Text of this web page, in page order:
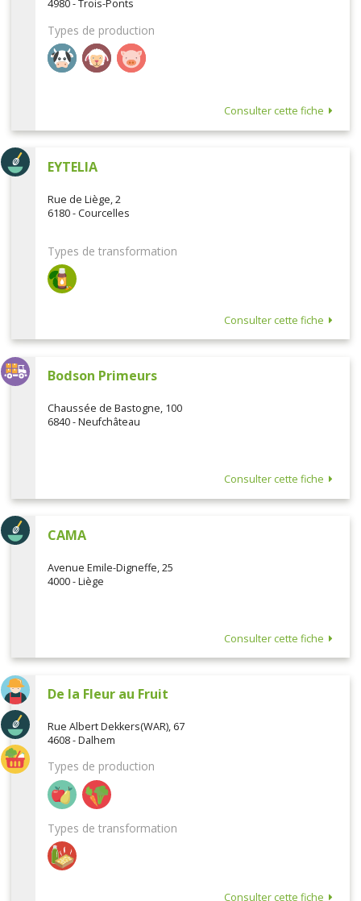
4980 - Trois-Ponts
Types de production
Consulter cette fiche
EYTELIA
Rue de Liège, 2
6180 - Courcelles
Types de transformation
Consulter cette fiche
Bodson Primeurs
Chaussée de Bastogne, 100
6840 - Neufchâteau
Consulter cette fiche
CAMA
Avenue Emile-Digneffe, 25
4000 - Liège
Consulter cette fiche
De la Fleur au Fruit
Rue Albert Dekkers(WAR), 67
4608 - Dalhem
Types de production
Types de transformation
Consulter cette fiche